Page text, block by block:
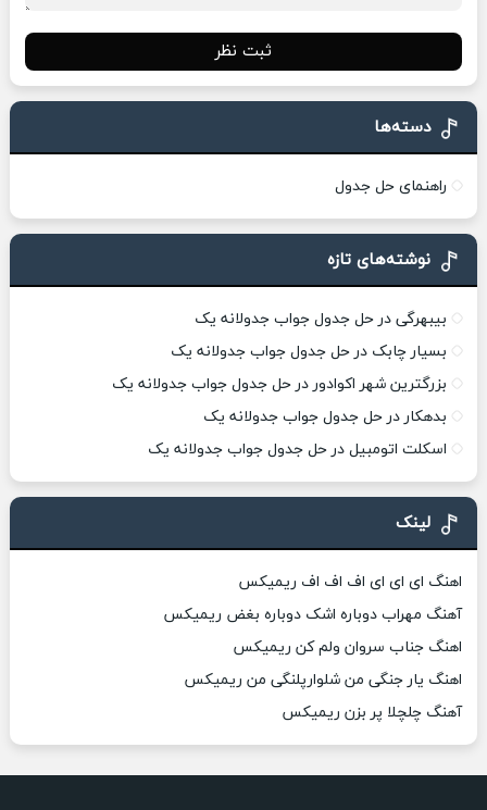
ثبت نظر
دسته‌ها
راهنمای حل جدول
نوشته‌های تازه
بیبهرگی در حل جدول جواب جدولانه یک
بسیار چابک در حل جدول جواب جدولانه یک
بزرگترین شهر اکوادور در حل جدول جواب جدولانه یک
بدهکار در حل جدول جواب جدولانه یک
اسکلت اتومبیل در حل جدول جواب جدولانه یک
لینک
اهنگ ای ای ای اف اف اف ریمیکس
آهنگ مهراب دوباره اشک دوباره بغض ریمیکس
اهنگ جناب سروان ولم کن ریمیکس
اهنگ یار جنگی من شلوارپلنگی من ریمیکس
آهنگ چلچلا پر بزن ریمیکس